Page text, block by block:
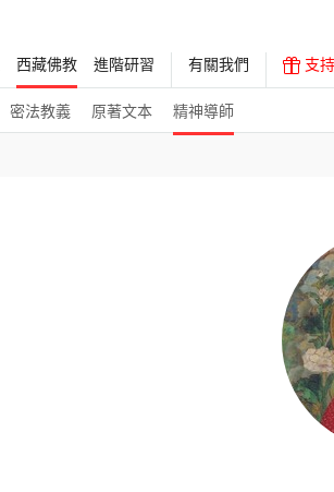
西藏佛教
密法教義 原著文本 精神導師
進階研習 有關我們 支